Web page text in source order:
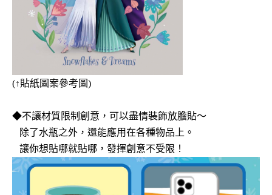
(↑貼紙圖案參考圖)
◆不讓材質限制創意，可以盡情裝飾放膽貼～
除了水瓶之外，還能應用在各種物品上。
讓你想貼哪就貼哪，發揮創意不受限！